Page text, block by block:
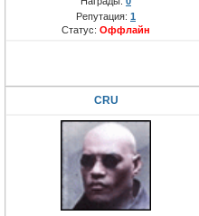
Репутация: 1
Статус: Оффлайн
CRU